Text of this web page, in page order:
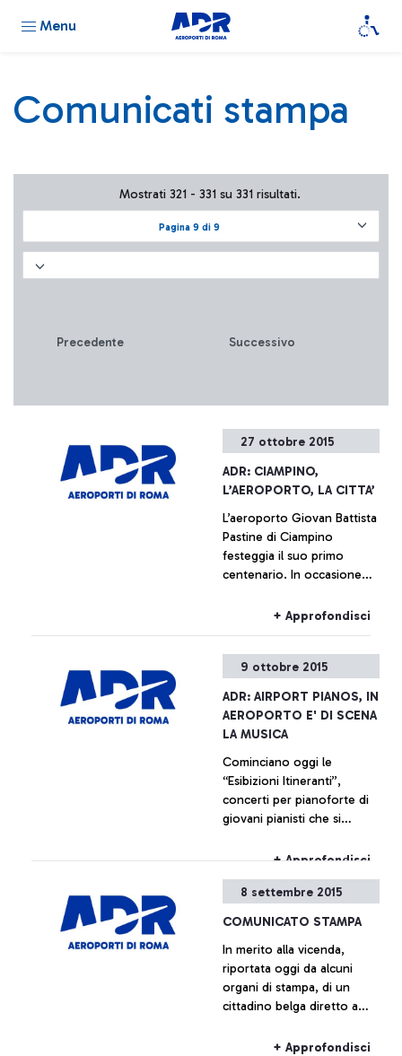
Menu
Comunicati stampa
Pagina 9 di 9
Mostrati 321 - 331 su 331 risultati.
Precedente Successivo
27 ottobre 2015
ADR: CIAMPINO,
L’AEROPORTO, LA CITTA’
L’aeroporto Giovan Battista
Pastine di Ciampino
festeggia il suo primo
centenario. In occasione
prossimo 27 ottobre fino al
con il Comune di Ciampino
di varia natura, la storia
dell’aeroporto che è anche,
e indissolubilmente, la
storia della città che lo
+ Approfondisci
9 ottobre 2015
ADR: AIRPORT PIANOS, IN
AEROPORTO E' DI SCENA
LA MUSICA
Cominciano oggi le
“Esibizioni Itineranti”,
concerti per pianoforte di
giovani pianisti che si
dell’aeroporto Leonardo da
+ Approfondisci
8 settembre 2015
COMUNICATO STAMPA
In merito alla vicenda,
riportata oggi da alcuni
organi di stampa, di un
cittadino belga diretto a
salito a bordo dell’aereo
+ Approfondisci